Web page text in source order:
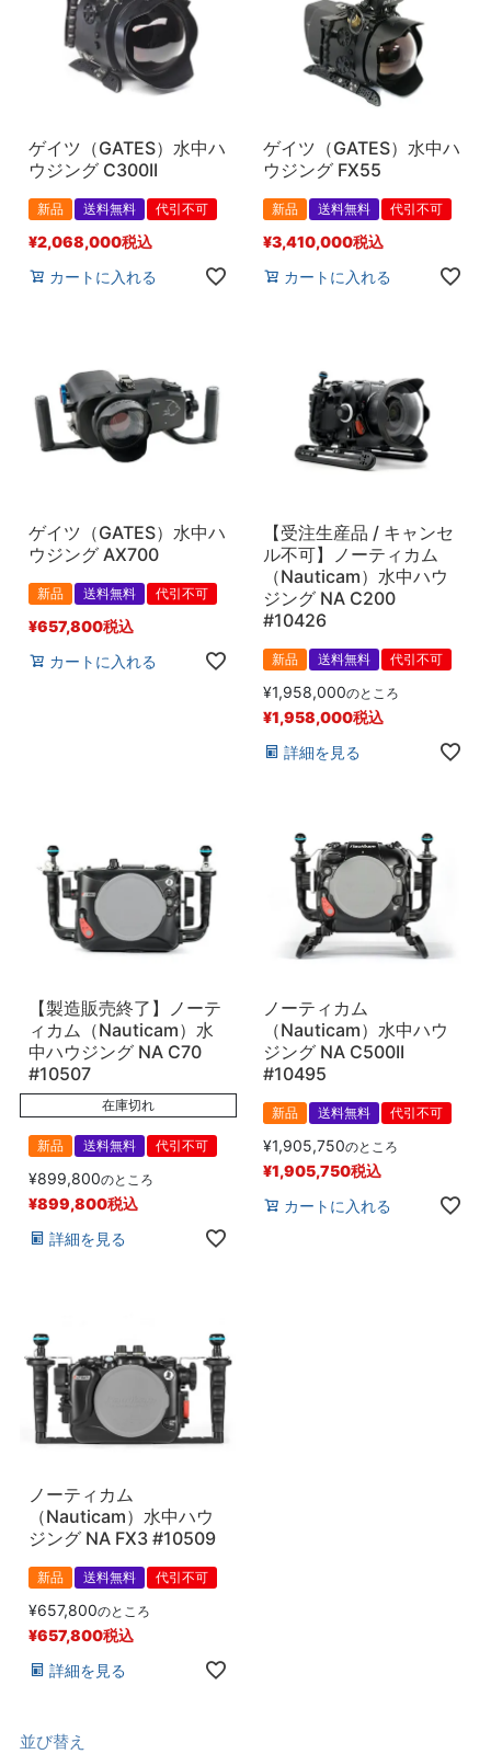
ゲイツ（GATES）水中ハ
ウジング C300II
新品 送料無料 代引不可
¥2,068,000税込
カートに入れる
ゲイツ（GATES）水中ハ
ウジング FX55
新品 送料無料 代引不可
¥3,410,000税込
カートに入れる
ゲイツ（GATES）水中ハ
ウジング AX700
新品 送料無料 代引不可
¥657,800税込
カートに入れる
【受注生産品 / キャンセ
ル不可】ノーティカム
（Nauticam）水中ハウ
ジング NA C200
#10426
新品 送料無料 代引不可
¥1,958,000のところ
¥1,958,000税込
詳細を見る
【製造販売終了】ノーテ
ィカム（Nauticam）水
中ハウジング NA C70
#10507
在庫切れ
新品 送料無料 代引不可
¥899,800のところ
¥899,800税込
詳細を見る
ノーティカム
（Nauticam）水中ハウ
ジング NA C500II
#10495
新品 送料無料 代引不可
¥1,905,750のところ
¥1,905,750税込
カートに入れる
ノーティカム
（Nauticam）水中ハウ
ジング NA FX3 #10509
新品 送料無料 代引不可
¥657,800のところ
¥657,800税込
詳細を見る
並び替え